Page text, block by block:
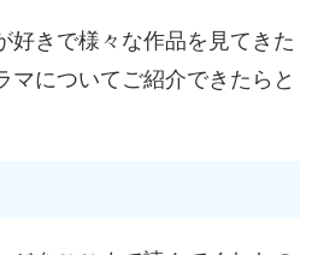
好きで様々な作品を見てきた
マについてご紹介できたらと